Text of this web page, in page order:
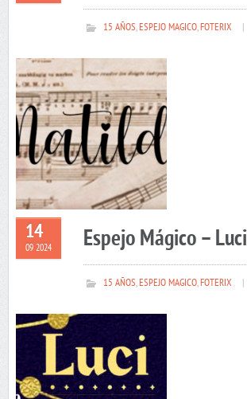
15 AÑOS,ESPEJO MAGICO,FOTERIX
14
09 2024 Espejo Mágico – Luci
15 AÑOS,ESPEJO MAGICO,FOTERIX